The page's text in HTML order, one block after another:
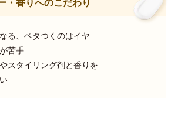
る、ベタつくのはイヤ
苦手
スタイリング剤と香りを